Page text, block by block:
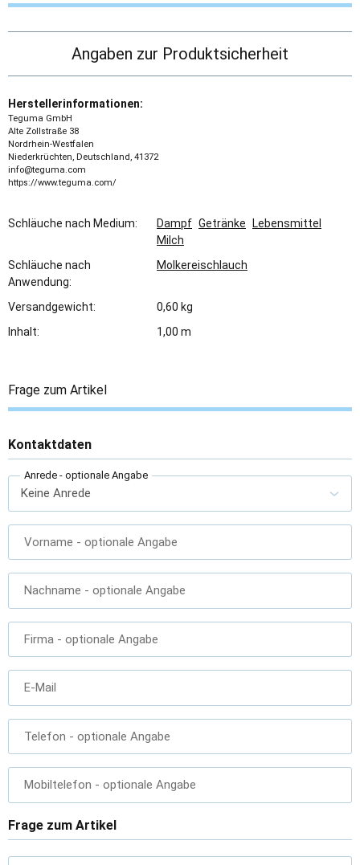
Angaben zur Produktsicherheit
Herstellerinformationen:
Teguma GmbH
Alte Zollstraße 38
Nordrhein-Westfalen
Niederkrüchten, Deutschland, 41372
info@teguma.com
https://www.teguma.com/
Schläuche nach Medium: Dampf Getränke
Lebensmittel
Milch
Schläuche nach
Anwendung:
Molkereischlauch
Versandgewicht:
0,60 kg
Inhalt:
1,00 m
Frage zum Artikel
Kontaktdaten
Anrede - optionale Angabe
Vorname - optionale Angabe
Nachname - optionale Angabe
Firma - optionale Angabe
E-Mail
Telefon - optionale Angabe
Mobiltelefon - optionale Angabe
Frage zum Artikel